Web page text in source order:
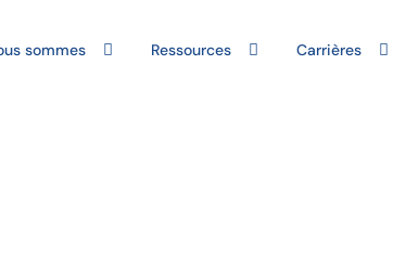
sommes Ressources Carrières